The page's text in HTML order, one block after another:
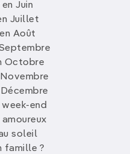
Juin
Juillet
Août
Octobre
end
soleil
famille ?